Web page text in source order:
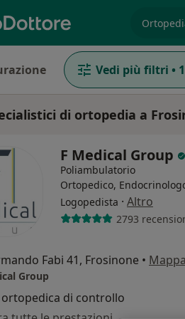
Vedi più filtri • 1
di ortopedia a
F Medical Group
Poliambulatorio
Ortopedico,
Logopedista · Altro
2793
Fabi 41, Frosinone • Mappa
Group
di controllo